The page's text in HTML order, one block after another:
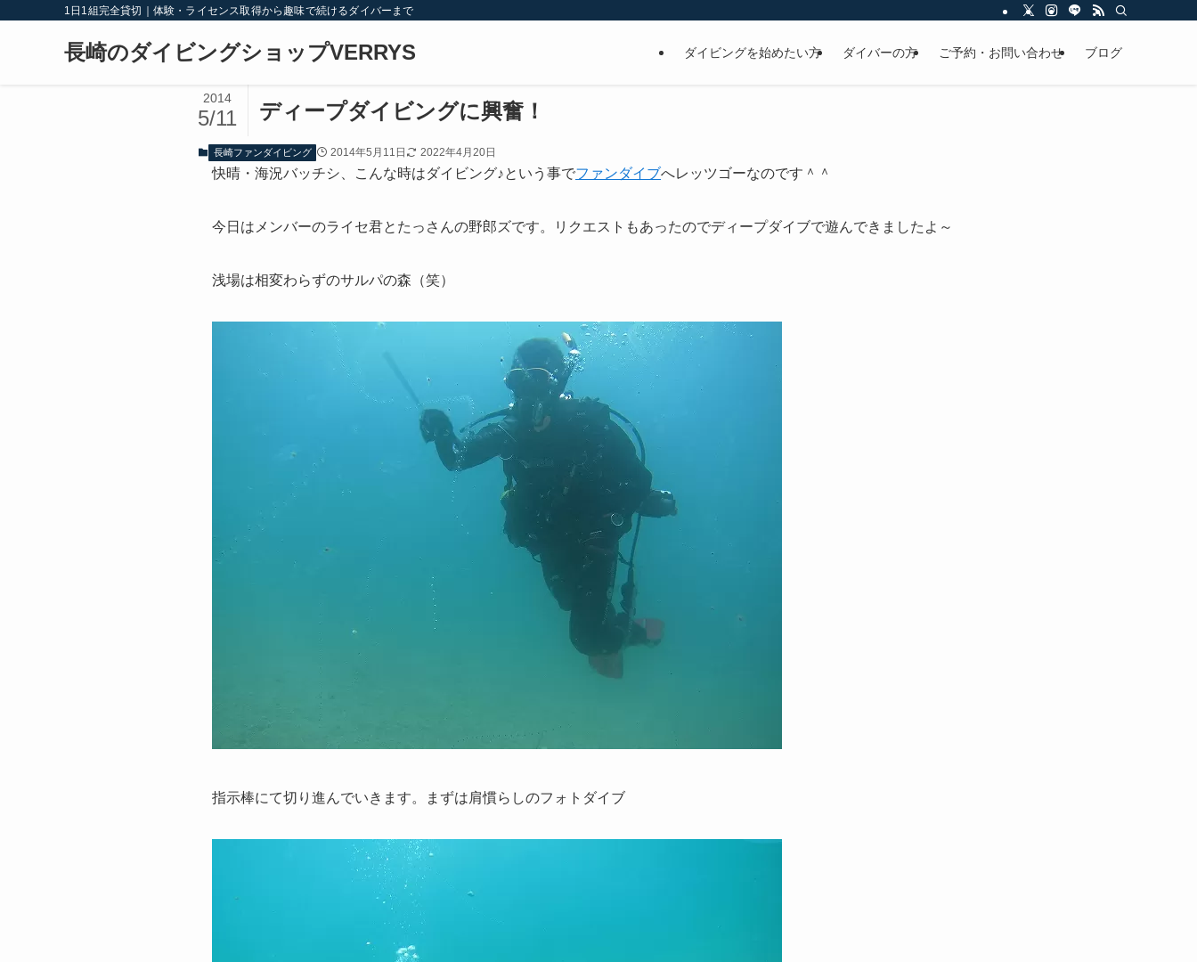
1日1組完全貸切｜体験・ライセンス取得から趣味で続けるダイバーまで
長崎のダイビングショップVERRYS ダイビングを始めたい方 ダイバーの方 ご予約・お問い合わせ ブログ
ディープダイビングに興奮！
2014
5/11
長崎ファンダイビング 2014年5月11日 2022年4月20日
快晴・海況バッチシ、こんな時はダイビング♪という事でファンダイブへレッツゴーなのです＾＾
今日はメンバーのライセ君とたっさんの野郎ズです。リクエストもあったのでディープダイブで遊んできましたよ～
浅場は相変わらずのサルパの森（笑）
指示棒にて切り進んでいきます。まずは肩慣らしのフォトダイブ